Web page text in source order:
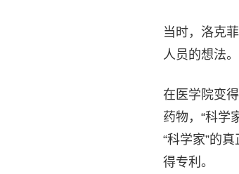
当时，洛克
人员的想法。
在医学院变
药物，“科学
“科学家”的
得专利。